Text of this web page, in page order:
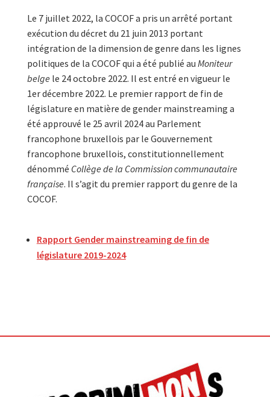
Le 7 juillet 2022, la COCOF a pris un arrêté portant
exécution du décret du 21 juin 2013 portant
intégration de la dimension de genre dans les lignes
politiques de la COCOF qui a été publié au Moniteur
belge le 24 octobre 2022. Il est entré en vigueur le
1er décembre 2022. Le premier rapport de fin de
législature en matière de gender mainstreaming a
été approuvé le 25 avril 2024 au Parlement
francophone bruxellois par le Gouvernement
francophone bruxellois, constitutionnellement
dénommé Collège de la Commission communautaire
française. Il s’agit du premier rapport du genre de la
COCOF.
Rapport Gender mainstreaming de fin de
législature 2019-2024